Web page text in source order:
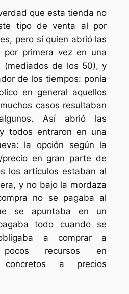
que esta tienda no
tipo de venta al por
pero sí quien abrió las
por primera vez en una
(mediados de los 50), y
de los tiempos: ponía
en general aquellos
casos resultaban
Así abrió las
todos entraron en una
la opción según la
precio en gran parte de
los artículos estaban al
y no bajo la mordaza
no se pagaba al
se apuntaba en un
todo cuando se
a comprar a
recursos en
concretos a precios